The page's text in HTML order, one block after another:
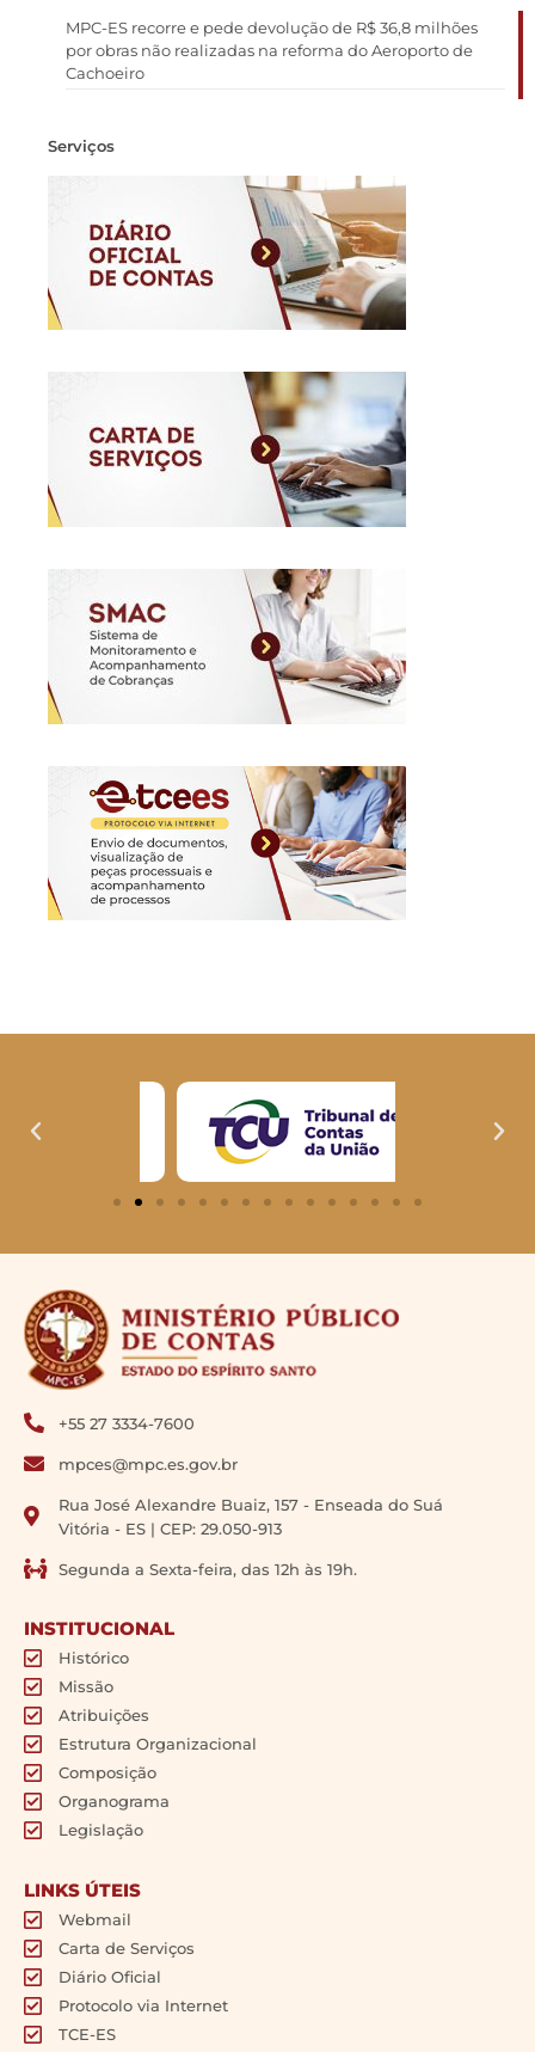
MPC-ES recorre e pede devolução de R$ 36,8 milhões
por obras não realizadas na reforma do Aeroporto de
Cachoeiro
Serviços
+55 27 3334-7600
mpces@mpc.es.gov.br
Rua José Alexandre Buaiz, 157 - Enseada do Suá
Vitória - ES | CEP: 29.050-913
Segunda a Sexta-feira, das 12h às 19h.
INSTITUCIONAL
Histórico
Missão
Atribuições
Estrutura Organizacional
Composição
Organograma
Legislação
LINKS ÚTEIS
Webmail
Carta de Serviços
Diário Oficial
Protocolo via Internet
TCE-ES